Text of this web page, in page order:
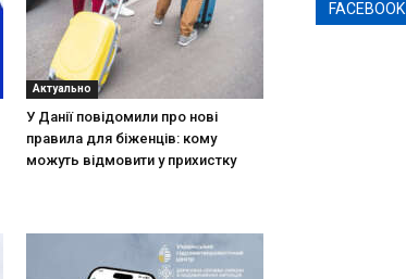
Актуально
У Данії повідомили про нові
правила для біженців: кому
можуть відмовити у прихистку
FACEBOOK